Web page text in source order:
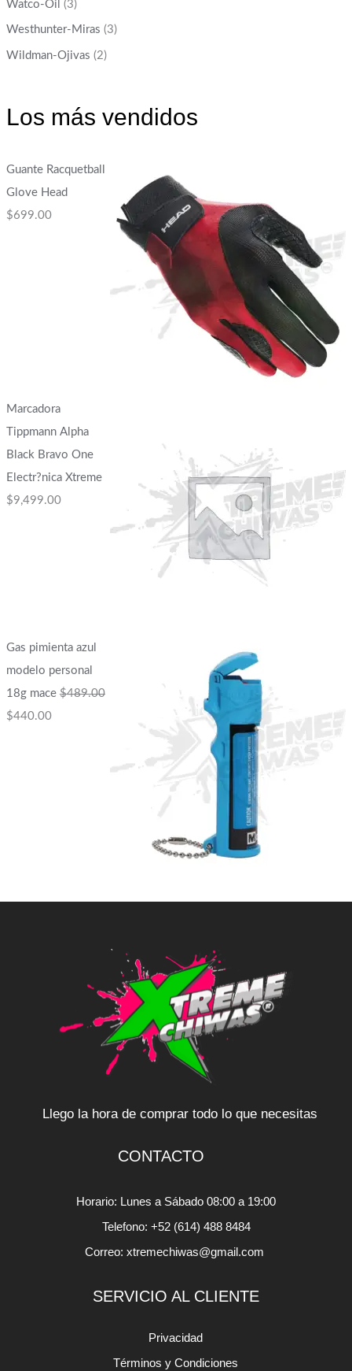
Watco-Oil (3)
Westhunter-Miras (3)
Wildman-Ojivas (2)
Los más vendidos
Guante Racquetball
Glove Head
$699.00
Marcadora
Tippmann Alpha
Black Bravo One
Electr?nica Xtreme
$9,499.00
Gas pimienta azul
modelo personal
18g mace $489.00
$440.00
Llego la hora de comprar todo lo que necesitas
CONTACTO
Horario: Lunes a Sábado 08:00 a 19:00
Telefono: +52 (614) 488 8484
Correo: xtremechiwas@gmail.com
SERVICIO AL CLIENTE
Privacidad
Términos y Condiciones